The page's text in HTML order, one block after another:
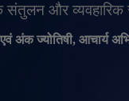
संतुलन और
अंक ज्योतिषी, आचार्य